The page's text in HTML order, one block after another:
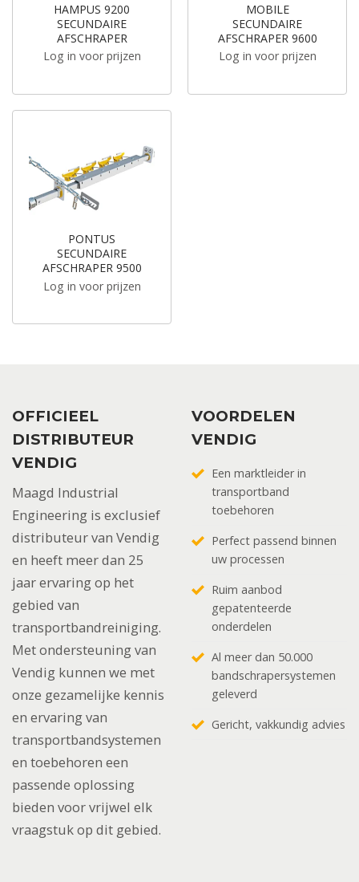
HAMPUS 9200
SECUNDAIRE
AFSCHRAPER
Log in voor prijzen
MOBILE
SECUNDAIRE
AFSCHRAPER 9600
Log in voor prijzen
PONTUS
SECUNDAIRE
AFSCHRAPER 9500
Log in voor prijzen
OFFICIEEL
DISTRIBUTEUR
VENDIG
Maagd Industrial
Engineering is exclusief
distributeur van Vendig
en heeft meer dan 25
jaar ervaring op het
gebied van
transportbandreiniging.
Met ondersteuning van
Vendig kunnen we met
onze gezamelijke kennis
en ervaring van
transportbandsystemen
en toebehoren een
passende oplossing
bieden voor vrijwel elk
vraagstuk op dit gebied.
VOORDELEN
VENDIG
Een marktleider in
transportband
toebehoren
Perfect passend binnen
uw processen
Ruim aanbod
gepatenteerde
onderdelen
Al meer dan 50.000
bandschrapersystemen
geleverd
Gericht, vakkundig advies